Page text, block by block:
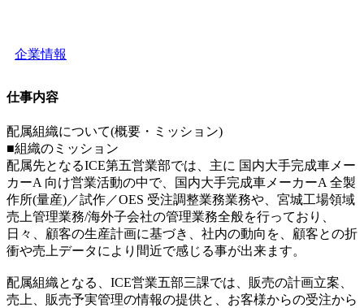
企業情報
仕事内容
配属組織について(概要・ミッション)
■組織のミッション
配属先となるICE第五営業部では、主に 国内大手完成車メー
カーA 向け営業活動の中で、国内大手完成車メーカーA 全製
作所(量産)／試作／OES 受注調整業務業務や、宮城工場領域
売上管理業務/海外子会社の管理業務全般を行っており、
日々、顧客の生産計画に基づき、社内の動向を、顧客との折
衝や売上データにより間近で感じる事が出来ます。
配属組織となる、ICE営業五部三課では、販売の計画立案、
売上、販売予実管理の情報の提供と、お客様からの受注から